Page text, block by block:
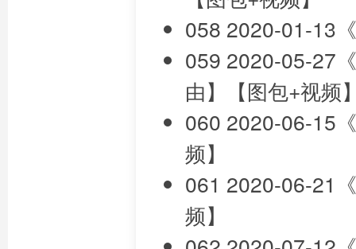
058 2020-01-13
059 2020-05-27
由】【图包+视频
060 2020-06-15
频】
061 2020-06-21
频】